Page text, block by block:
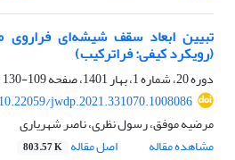
تبیین ابعاد سقف شیشه‌ای فرا‌روی
(رویکرد کیفی: فراترکیب)
دوره 20، شماره 1، بهار 1401، صفحه
109-130
10.22059/jwdp.2021.331070.1008086
مرضیه موفق، رسول نظری، ناصر شهریاری
مشاهده مقاله
اصل مقاله 803.57 K